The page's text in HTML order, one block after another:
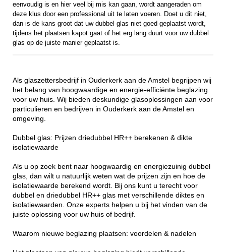
eenvoudig is en hier veel bij mis kan gaan, wordt aangeraden om
deze klus door een professional uit te laten voeren. Doet u dit niet,
dan is de kans groot dat uw dubbel glas niet goed geplaatst wordt,
tijdens het plaatsen kapot gaat of het erg lang duurt voor uw dubbel
glas op de juiste manier geplaatst is.
Als glaszettersbedrijf in Ouderkerk aan de Amstel begrijpen wij
het belang van hoogwaardige en energie-efficiënte beglazing
voor uw huis. Wij bieden deskundige glasoplossingen aan voor
particulieren en bedrijven in Ouderkerk aan de Amstel en
omgeving.
Dubbel glas: Prijzen driedubbel HR++ berekenen & dikte
isolatiewaarde
Als u op zoek bent naar hoogwaardig en energiezuinig dubbel
glas, dan wilt u natuurlijk weten wat de prijzen zijn en hoe de
isolatiewaarde berekend wordt. Bij ons kunt u terecht voor
dubbel en driedubbel HR++ glas met verschillende diktes en
isolatiewaarden. Onze experts helpen u bij het vinden van de
juiste oplossing voor uw huis of bedrijf.
Waarom nieuwe beglazing plaatsen: voordelen & nadelen